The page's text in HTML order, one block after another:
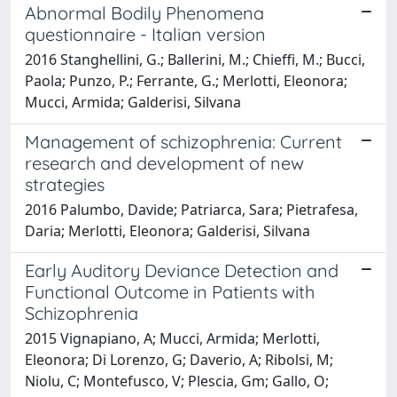
Abnormal Bodily Phenomena
questionnaire - Italian version
2016 Stanghellini, G.; Ballerini, M.; Chieffi, M.; Bucci,
Paola; Punzo, P.; Ferrante, G.; Merlotti, Eleonora;
Mucci, Armida; Galderisi, Silvana
Management of schizophrenia: Current
research and development of new
strategies
2016 Palumbo, Davide; Patriarca, Sara; Pietrafesa,
Daria; Merlotti, Eleonora; Galderisi, Silvana
Early Auditory Deviance Detection and
Functional Outcome in Patients with
Schizophrenia
2015 Vignapiano, A; Mucci, Armida; Merlotti,
Eleonora; Di Lorenzo, G; Daverio, A; Ribolsi, M;
Niolu, C; Montefusco, V; Plescia, Gm; Gallo, O;